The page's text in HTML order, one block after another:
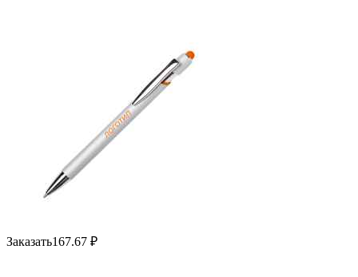
Заказать167.67 ₽